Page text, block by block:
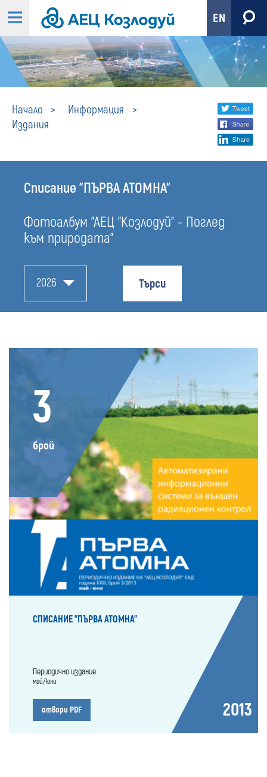
EN
Начало
Информация
Издания
Издания
Share
social
media
Списание "ПЪРВА АТОМНА"
Фотоалбум "АЕЦ "Козлодуй" - Поглед
към природата"
2026 Търси
3
брой
СПИСАНИЕ "ПЪРВА АТОМНА"
Периодично издание
май/юни
отвори PDF 2013